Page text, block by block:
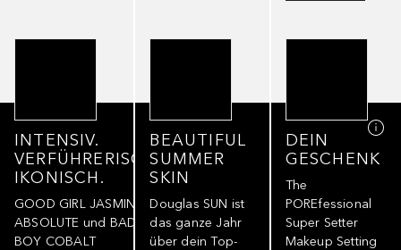
INTENSIV.
VERFÜHRERISCH.
IKONISCH.
GOOD GIRL JASMINE
ABSOLUTE und BAD
BOY COBALT
BEAUTIFUL
SUMMER
SKIN
Douglas SUN ist
das ganze Jahr
über dein Top-
DEIN
GESCHENK
The
POREfessional
Super Setter
Makeup Setting